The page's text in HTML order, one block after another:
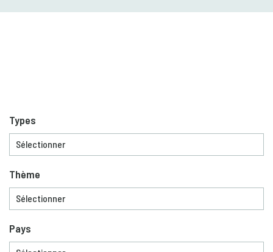
Types
Thème
Pays